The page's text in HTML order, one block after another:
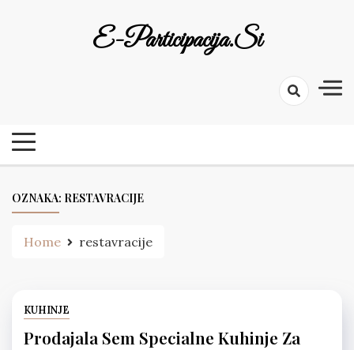
E-Participacija.si
OZNAKA: RESTAVRACIJE
Home restavracije
KUHINJE
Prodajala Sem Specialne Kuhinje Za